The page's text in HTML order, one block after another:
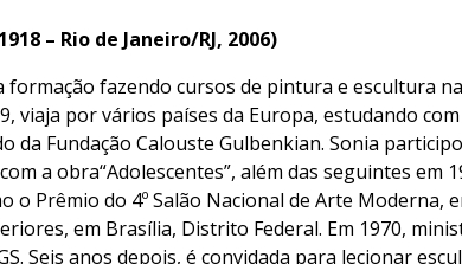
– Rio de Janeiro/RJ, 2006)
fazendo cursos de pintura e escultura
viaja por vários países da Europa, estudando
da Fundação Calouste Gulbenkian. Sonia
a obra“Adolescentes”, além das seguintes em
o Prêmio do 4º Salão Nacional de Arte Moderna,
em Brasília, Distrito Federal. Em 1970,
Seis anos depois, é convidada para lecionar